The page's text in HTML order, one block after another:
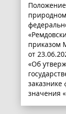
приказом
от
«Об
заказнике
значения